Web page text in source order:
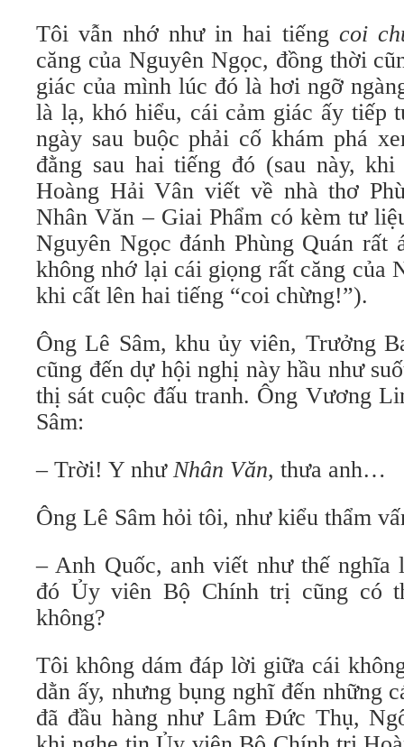
Tôi vẫn nhớ như in hai tiếng coi
căng của Nguyên Ngọc, đồng thời
giác của mình lúc đó là hơi ngỡ
là lạ, khó hiểu, cái cảm giác ấy tiếp
ngày sau buộc phải cố khám phá
đằng sau hai tiếng đó (sau này,
Hoàng Hải Vân viết về nhà thơ
Nhân Văn – Giai Phẩm có kèm tư
Nguyên Ngọc đánh Phùng Quán
không nhớ lại cái giọng rất căng của
khi cất lên hai tiếng “coi chừng!”).
Ông Lê Sâm, khu ủy viên, Trưởng
cũng đến dự hội nghị này hầu như
thị sát cuộc đấu tranh. Ông Vương
Sâm:
– Trời! Y như Nhân Văn, thưa anh…
Ông Lê Sâm hỏi tôi, như kiểu thẩm
– Anh Quốc, anh viết như thế nghĩa
đó Ủy viên Bộ Chính trị cũng có
không?
Tôi không dám đáp lời giữa cái
dằn ấy, nhưng bụng nghĩ đến những
đã đầu hàng như Lâm Đức Thụ,